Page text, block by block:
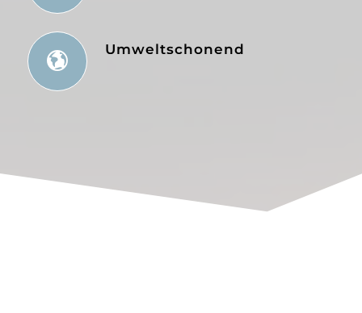
Umweltschonend